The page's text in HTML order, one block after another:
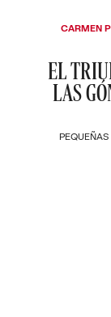
EL
LAS
CARMEN